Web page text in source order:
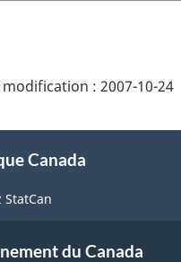
modification : 2007-10-24
Canada
StatCan
du Canada